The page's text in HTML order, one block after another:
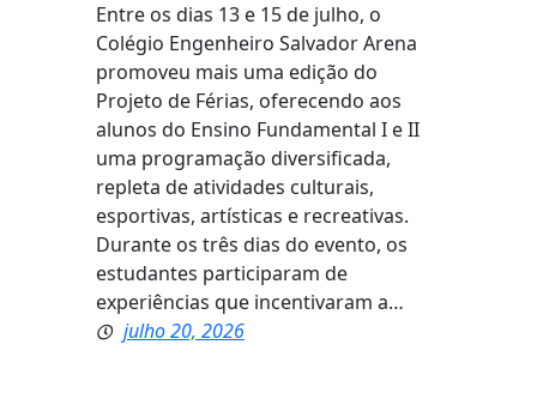
Entre os dias 13 e 15 de julho, o
Colégio Engenheiro Salvador Arena
promoveu mais uma edição do
Projeto de Férias, oferecendo aos
alunos do Ensino Fundamental I e II
uma programação diversificada,
repleta de atividades culturais,
esportivas, artísticas e recreativas.
Durante os três dias do evento, os
estudantes participaram de
experiências que incentivaram a…
julho 20, 2026